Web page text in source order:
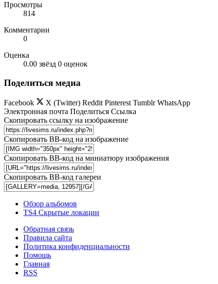
Просмотры
814
Комментарии
0
Оценка
0.00 звёзд 0 оценок
Поделиться медиа
Facebook X (Twitter) Reddit Pinterest Tumblr WhatsApp
Электронная почта Поделиться Ссылка
Скопировать ссылку на изображение
Скопировать BB-код на изображение
Скопировать BB-код на миниатюру изображения
Скопировать BB-код галереи
Обзор альбомов
TS4 Скрытые локации
Обратная связь
Правила сайта
Политика конфиденциальности
Помощь
Главная
RSS